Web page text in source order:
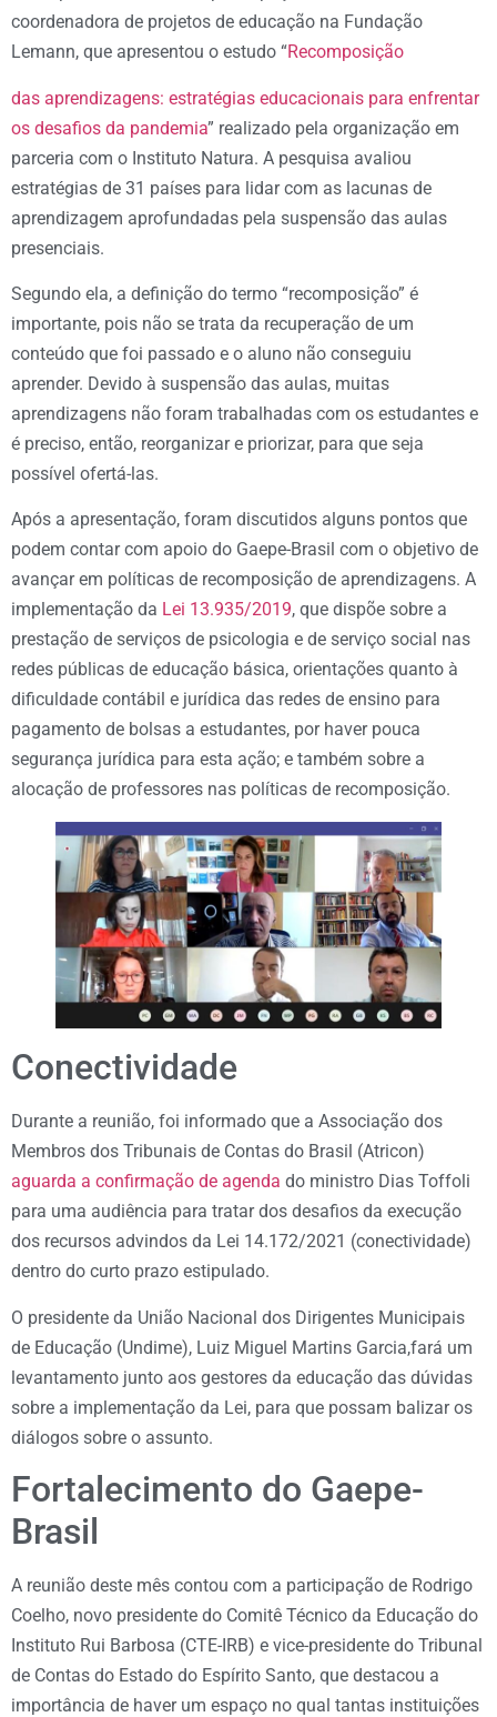
coordenadora de projetos de educação na Fundação
Lemann, que apresentou o estudo “Recomposição
das aprendizagens: estratégias educacionais para enfrentar
os desafios da pandemia” realizado pela organização em
parceria com o Instituto Natura. A pesquisa avaliou
estratégias de 31 países para lidar com as lacunas de
aprendizagem aprofundadas pela suspensão das aulas
presenciais.
Segundo ela, a definição do termo “recomposição” é
importante, pois não se trata da recuperação de um
conteúdo que foi passado e o aluno não conseguiu
aprender. Devido à suspensão das aulas, muitas
aprendizagens não foram trabalhadas com os estudantes e
é preciso, então, reorganizar e priorizar, para que seja
possível ofertá-las.
Após a apresentação, foram discutidos alguns pontos que
podem contar com apoio do Gaepe-Brasil com o objetivo de
avançar em políticas de recomposição de aprendizagens. A
implementação da Lei 13.935/2019, que dispõe sobre a
prestação de serviços de psicologia e de serviço social nas
redes públicas de educação básica, orientações quanto à
dificuldade contábil e jurídica das redes de ensino para
pagamento de bolsas a estudantes, por haver pouca
segurança jurídica para esta ação; e também sobre a
alocação de professores nas políticas de recomposição.
Conectividade
Durante a reunião, foi informado que a Associação dos
Membros dos Tribunais de Contas do Brasil (Atricon)
aguarda a confirmação de agenda do ministro Dias Toffoli
para uma audiência para tratar dos desafios da execução
dos recursos advindos da Lei 14.172/2021 (conectividade)
dentro do curto prazo estipulado.
O presidente da União Nacional dos Dirigentes Municipais
de Educação (Undime), Luiz Miguel Martins Garcia,fará um
levantamento junto aos gestores da educação das dúvidas
sobre a implementação da Lei, para que possam balizar os
diálogos sobre o assunto.
Fortalecimento do Gaepe-
Brasil
A reunião deste mês contou com a participação de Rodrigo
Coelho, novo presidente do Comitê Técnico da Educação do
Instituto Rui Barbosa (CTE-IRB) e vice-presidente do Tribunal
de Contas do Estado do Espírito Santo, que destacou a
importância de haver um espaço no qual tantas instituições